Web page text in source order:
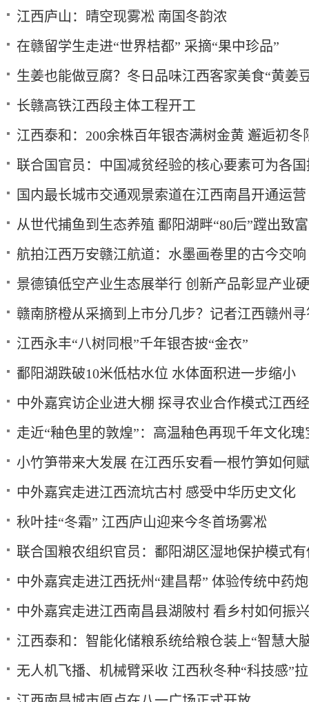
江西庐山：晴空现雾凇 南国冬韵浓
在赣留学生走进“世界桔都” 采摘“果中珍品”
生姜也能做豆腐？冬日品味江西客家美食“黄姜
长赣高铁江西段主体工程开工
江西泰和：200余株百年银杏满树金黄 邂逅初冬
联合国官员：中国减贫经验的核心要素可为各
国内最长城市交通观景索道在江西南昌开通运营
从世代捕鱼到生态养殖 鄱阳湖畔“80后”蹚出致
航拍江西万安赣江航道：水墨画卷里的古今交响
景德镇低空产业生态展举行 创新产品彰显产业
赣南脐橙从采摘到上市分几步？记者江西赣州
江西永丰“八树同根”千年银杏披“金衣”
鄱阳湖跌破10米低枯水位 水体面积进一步缩小
中外嘉宾访企业进大棚 探寻农业合作模式江西
走近“釉色里的敦煌”：高温釉色再现千年文化瑰
小竹笋带来大发展 在江西乐安看一根竹笋如何
中外嘉宾走进江西流坑古村 感受中华历史文化
秋叶挂“冬霜” 江西庐山迎来今冬首场雾凇
联合国粮农组织官员：鄱阳湖区湿地保护模式
中外嘉宾走进江西抚州“建昌帮” 体验传统中药
中外嘉宾走进江西南昌县湖陂村 看乡村如何振兴
江西泰和：智能化储粮系统给粮仓装上“智慧大
无人机飞播、机械臂采收 江西秋冬种“科技感”